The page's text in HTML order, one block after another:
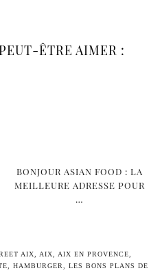
ÊTRE AIMER :
BONJOUR ASIAN FOOD : LA
MEILLEURE ADRESSE POUR
…
AIX, AIX, AIX EN PROVENCE,
, HAMBURGER, LES BONS PLANS DE